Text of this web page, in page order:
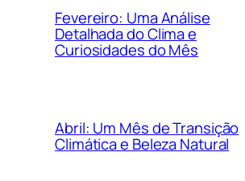
Fevereiro: Uma Análise
Detalhada do Clima e
Curiosidades do Mês
Abril: Um Mês de Transição
Climática e Beleza Natural